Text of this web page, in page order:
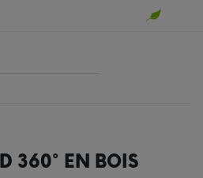
360° EN BOIS